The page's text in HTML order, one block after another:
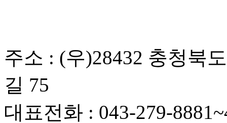
주소 : (우)28432 충청북
길 75
대표전화 : 043-279-